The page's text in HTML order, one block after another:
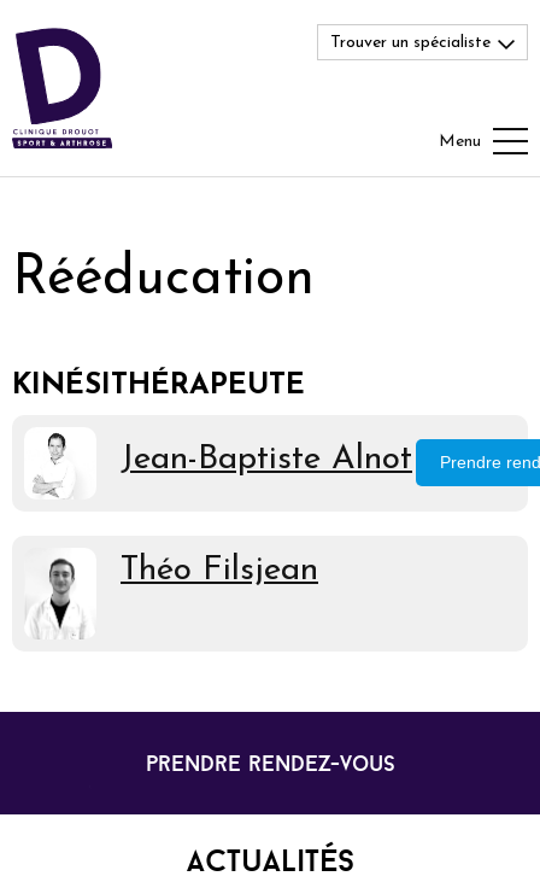
Trouver un spécialiste
Menu
Rééducation
KINÉSITHÉRAPEUTE
Jean-Baptiste Alnot Prendre
Théo Filsjean
prendre rendez-vous
Actualités